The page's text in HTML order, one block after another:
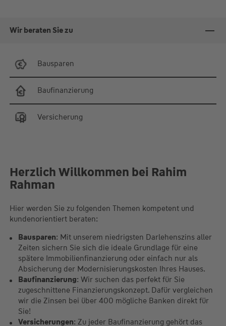
Wir beraten Sie zu
Bausparen
Baufinanzierung
Versicherung
Herzlich Willkommen bei Rahim
Rahman
Hier werden Sie zu folgenden Themen kompetent und
kundenorientiert beraten:
Bausparen: Mit unserem niedrigsten Darlehenszins aller
Zeiten sichern Sie sich die ideale Grundlage für eine
spätere Immobilienfinanzierung oder einfach nur als
Absicherung der Modernisierungskosten Ihres Hauses.
Baufinanzierung: Wir suchen das perfekt für Sie
zugeschnittene Finanzierungskonzept. Dafür vergleichen
wir die Zinsen bei über 400 mögliche Banken direkt für
Sie!
Versicherungen: Zu jeder Baufinanzierung gehört das